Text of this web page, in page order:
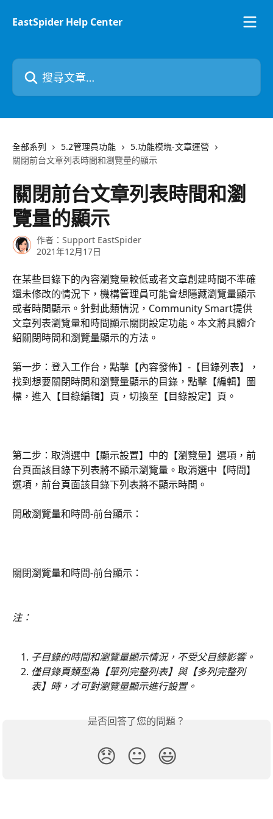
EastSpider Help Center
搜尋文章…
全部系列 5.2管理員功能
5.功能模塊-文章運營
關閉前台文章列表時間和瀏覽量的顯示
關閉前台文章列表時間和瀏
覽量的顯示
作者： Support EastSpider
2021年12月17日
在某些目錄下的內容瀏覽量較低或者文章創建時間不準確
還未修改的情況下，機構管理員可能會想隱藏瀏覽量顯示
或者時間顯示。針對此類情況，Community Smart提供
文章列表瀏覽量和時間顯示關閉設定功能。本文將具體介
紹關閉時間和瀏覽量顯示的方法。
第一步：登入工作台，點擊【內容發佈】-【目錄列表】，
找到想要關閉時間和瀏覽量顯示的目錄，點擊【編輯】圖
標，進入【目錄編輯】頁，切換至【目錄設定】頁。
第二步：取消選中【顯示設置】中的【瀏覽量】選項，前
台頁面該目錄下列表將不顯示瀏覽量。取消選中【時間】
選項，前台頁面該目錄下列表將不顯示時間。
開啟瀏覽量和時間-前台顯示：
關閉瀏覽量和時間-前台顯示：
注：
子目錄的時間和瀏覽量顯示情況，不受父目錄影響。
僅目錄頁類型為【單列完整列表】與【多列完整列
表】時，才可對瀏覽量顯示進行設置。
是否回答了您的問題？
😞 😐 😃